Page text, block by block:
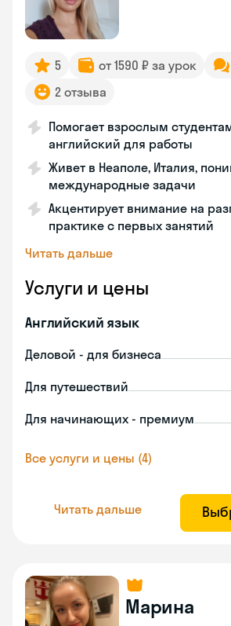
5 от 1590 ₽ за урок
2 отзыва
Помогает взрослым
английский для работы
Живет в Неаполе, Италия,
международные задачи
Акцентирует внимание на
практике с первых занятий
Читать дальше
Услуги и цены
Английский язык
Деловой - для бизнеса
Для путешествий
Для начинающих - премиум
Все услуги и цены (4)
Читать дальше
Марина